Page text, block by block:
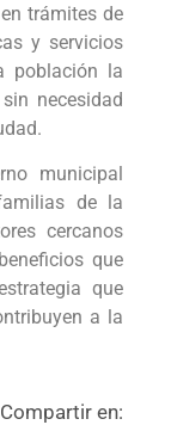
trámites de
y servicios
población la
necesidad
municipal
de la
cercanos
que
que
a la
Compartir en: